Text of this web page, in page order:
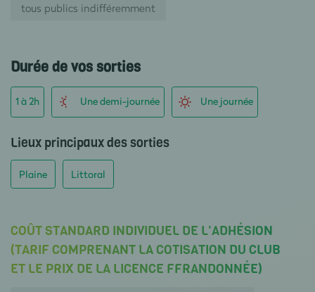
tous publics indifféremment
Durée de vos sorties
1 à 2h Une demi-journée Une journée
Lieux principaux des sorties
Plaine Littoral
COÛT STANDARD INDIVIDUEL DE L'ADHÉSION
(TARIF COMPRENANT LA COTISATION DU CLUB
ET LE PRIX DE LA LICENCE FFRANDONNÉE)